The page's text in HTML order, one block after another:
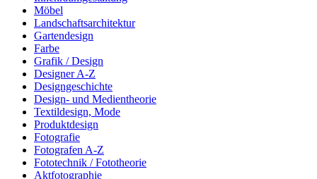
Möbel
Landschaftsarchitektur
Gartendesign
Farbe
Grafik / Design
Designer A-Z
Designgeschichte
Design- und Medientheorie
Textildesign, Mode
Produktdesign
Fotografie
Fotografen A-Z
Fototechnik / Fototheorie
Aktfotographie